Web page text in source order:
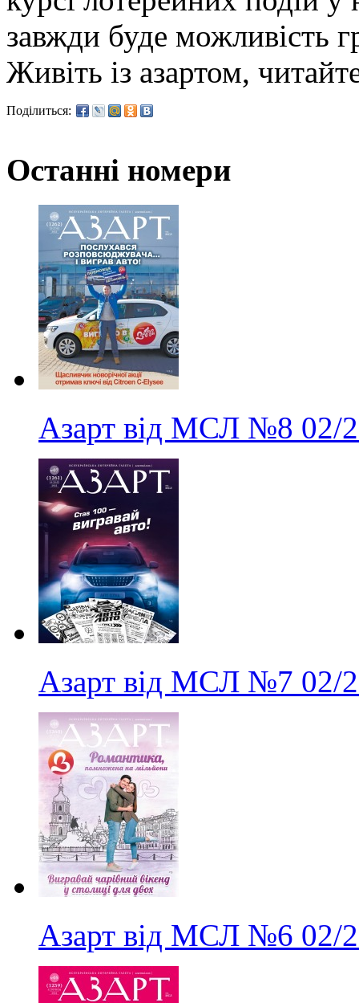
завжди буде можливість
Живіть із азартом,
Поділиться:
Останні номери
Азарт від МСЛ №8 02/
Азарт від МСЛ №7 02/
Азарт від МСЛ №6 02/